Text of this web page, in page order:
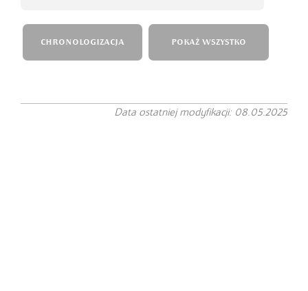
CHRONOLOGIZACJA POKAŻ WSZYSTKO
Data ostatniej modyfikacji: 08.05.2025